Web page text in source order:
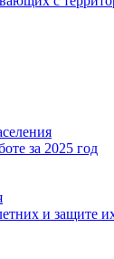
за 2025 год
и защите